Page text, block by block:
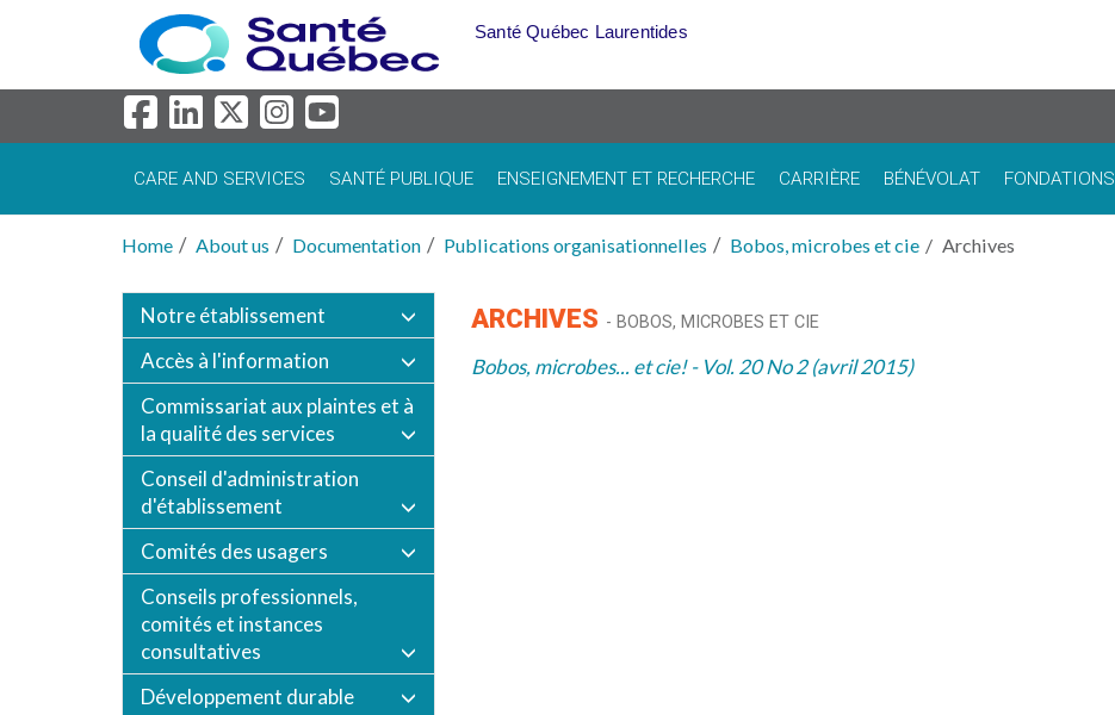
Skip to main content
Santé Québec Laurentides
CARE AND SERVICES SANTÉ PUBLIQUE ENSEIGNEMENT ET RECHERCHE CARRIÈRE BÉNÉVOLAT FONDATIONS
Home About us Documentation Publications organisationnelles Bobos, microbes et cie Archives
Notre établissement
Accès à l'information
Commissariat aux plaintes et à
la qualité des services
Conseil d'administration
d'établissement
Comités des usagers
Conseils professionnels,
comités et instances
consultatives
Développement durable
ARCHIVES - BOBOS, MICROBES ET CIE
Bobos, microbes... et cie! - Vol. 20 No 2 (avril 2015)